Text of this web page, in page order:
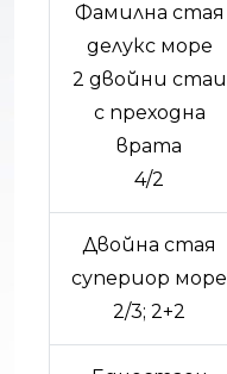
Фамилна стая
делукс море
2 двойни стаи
с преходна
врата
4/2
Двойна стая
супериор море
2/3; 2+2